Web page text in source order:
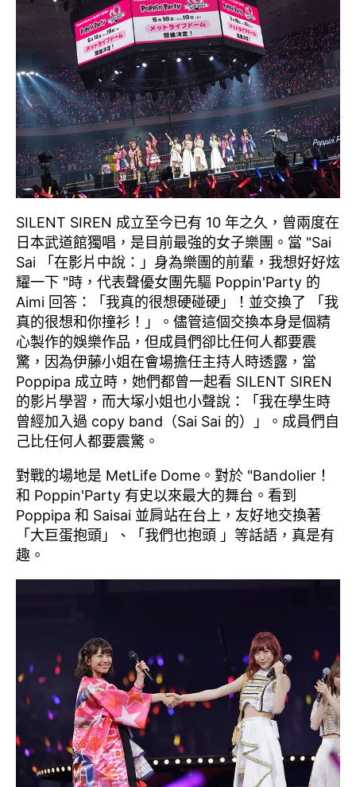
SILENT SIREN 成立至今已有 10 年之久，曾兩度在
日本武道館獨唱，是目前最強的女子樂團。當 "Sai
Sai 「在影片中說：」身為樂團的前輩，我想好好炫
耀一下 "時，代表聲優女團先驅 Poppin'Party 的
Aimi 回答：「我真的很想硬碰硬」！並交換了 「我
真的很想和你撞衫！」。儘管這個交換本身是個精
心製作的娛樂作品，但成員們卻比任何人都要震
驚，因為伊藤小姐在會場擔任主持人時透露，當
Poppipa 成立時，她們都曾一起看 SILENT SIREN
的影片學習，而大塚小姐也小聲說：「我在學生時
曾經加入過 copy band（Sai Sai 的）」。成員們自
己比任何人都要震驚。
對戰的場地是 MetLife Dome。對於 "Bandolier！
和 Poppin'Party 有史以來最大的舞台。看到
Poppipa 和 Saisai 並肩站在台上，友好地交換著
「大巨蛋抱頭」、「我們也抱頭 」等話語，真是有
趣。